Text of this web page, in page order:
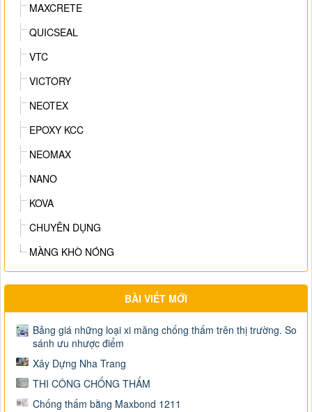
MAXCRETE
QUICSEAL
VTC
VICTORY
NEOTEX
EPOXY KCC
NEOMAX
NANO
KOVA
CHUYÊN DỤNG
MÀNG KHÒ NÓNG
BÀI VIẾT MỚI
Bảng giá những loại xi măng chống thấm trên thị trường. So
sánh ưu nhược điểm
Xây Dựng Nha Trang
THI CÔNG CHỐNG THẤM
Chống thấm bằng Maxbond 1211